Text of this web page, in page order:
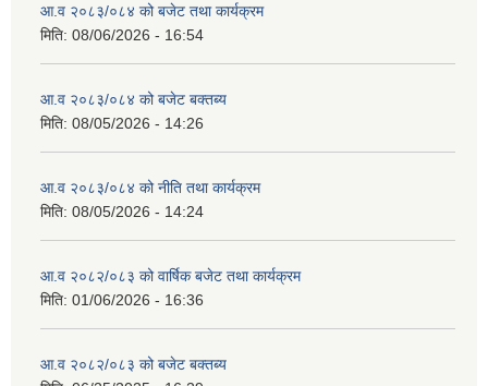
आ.व २०८३/०८४ को बजेट तथा कार्यक्रम
मिति: 08/06/2026 - 16:54
आ.व २०८३/०८४ को बजेट बक्तब्य
मिति: 08/05/2026 - 14:26
आ.व २०८३/०८४ को नीति तथा कार्यक्रम
मिति: 08/05/2026 - 14:24
आ.व २०८२/०८३ को वार्षिक बजेट तथा कार्यक्रम
मिति: 01/06/2026 - 16:36
आ.व २०८२/०८३ को बजेट बक्तब्य